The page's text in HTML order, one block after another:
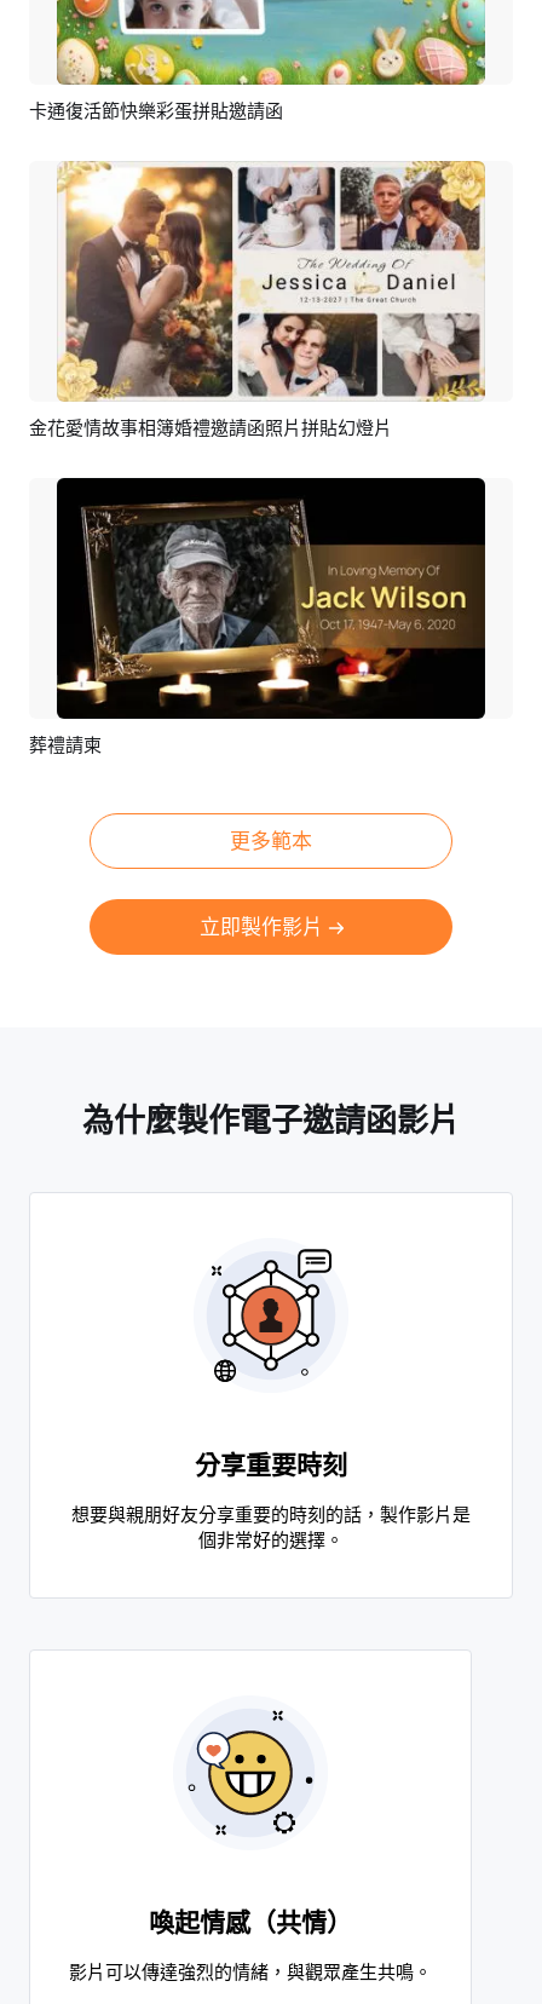
預覽
卡通復活節快樂彩蛋拼貼邀請函
預覽 AI剪同款
金花愛情故事相簿婚禮邀請函照片拼貼幻燈片
葬禮請柬
更多範本
立即製作影片
為什麼製作電子邀請函影片
分享重要時刻
想要與親朋好友分享重要的時刻的話，製作影片是
個非常好的選擇。
喚起情感（共情）
影片可以傳達強烈的情緒，與觀眾產生共鳴。